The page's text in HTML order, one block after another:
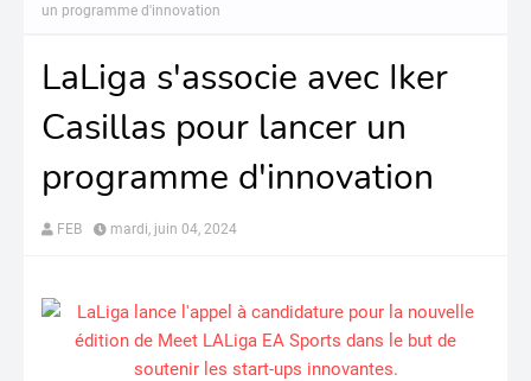
un programme d'innovation
LaLiga s'associe avec Iker
Casillas pour lancer un
programme d'innovation
FEB mardi, juin 04, 2024